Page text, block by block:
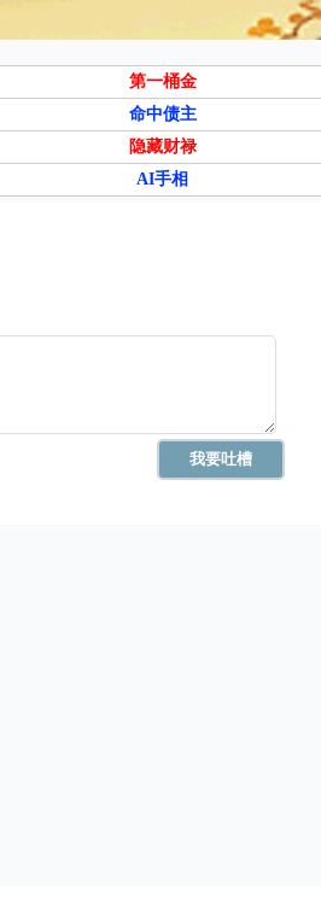
第一桶金
命中债主
隐藏财禄
AI手相